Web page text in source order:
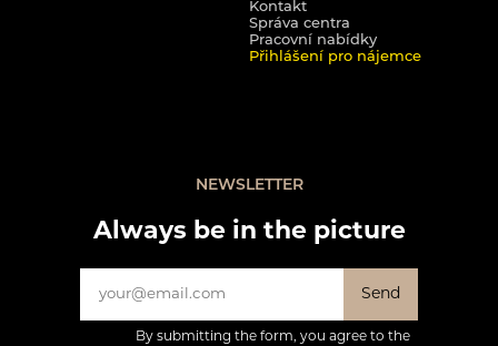
Kontakt
Správa centra
Pracovní nabídky
Přihlášení pro nájemce
NEWSLETTER
Always be in the picture
Send
By submitting the form, you agree to the